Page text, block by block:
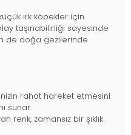
ırk köpekler için
taşınabilirliği sayesinde
de doğa gezilerinde
rahat hareket etmesini
sunar.
renk, zamansız bir şıklık